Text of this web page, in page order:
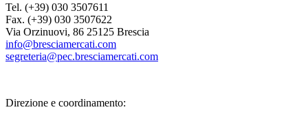
Tel. (+39) 030 3507611
Fax. (+39) 030 3507622
Via Orzinuovi, 86 25125 Brescia
info@bresciamercati.com
segreteria@pec.bresciamercati.com
Direzione e coordinamento: